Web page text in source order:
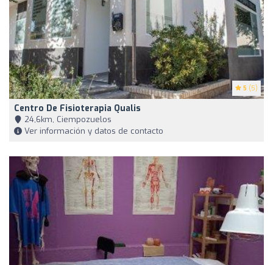
5 (5)
Centro De Fisioterapia Qualis
24,6km, Ciempozuelos
Ver información y datos de contacto